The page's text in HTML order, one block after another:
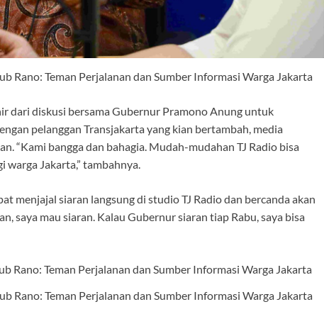
Rano: Teman Perjalanan dan Sumber Informasi Warga Jakarta
dari diskusi bersama Gubernur Pramono Anung untuk
pelanggan Transjakarta yang kian bertambah, media
“Kami bangga dan bahagia. Mudah-mudahan TJ Radio bisa
Jakarta,” tambahnya.
menjajal siaran langsung di studio TJ Radio dan bercanda akan
saya mau siaran. Kalau Gubernur siaran tiap Rabu, saya bisa
Rano: Teman Perjalanan dan Sumber Informasi Warga Jakarta